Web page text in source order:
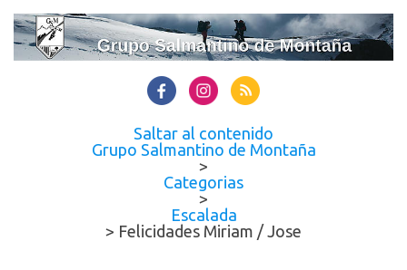
Saltar al contenido
Grupo Salmantino de Montaña
>
Categorias
>
Escalada
> Felicidades Miriam / Jose